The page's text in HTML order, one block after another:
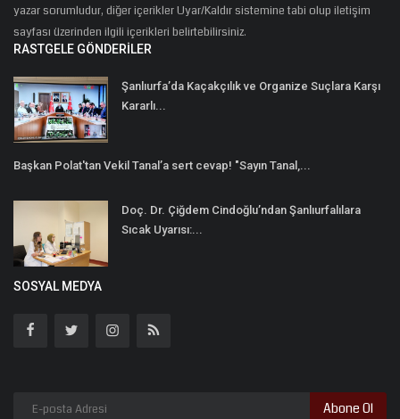
yazar sorumludur, diğer içerikler Uyar/Kaldır sistemine tabi olup iletişim
sayfası üzerinden ilgili içerikleri belirtebilirsiniz.
RASTGELE GÖNDERILER
Şanlıurfa’da Kaçakçılık ve Organize Suçlara Karşı
Kararlı...
Başkan Polat'tan Vekil Tanal’a sert cevap! "Sayın Tanal,...
Doç. Dr. Çiğdem Cindoğlu’ndan Şanlıurfalılara
Sıcak Uyarısı:...
SOSYAL MEDYA
Abone Ol